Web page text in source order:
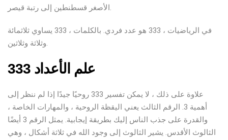
الأصغر قسطنطين إلى رتبة قيصر.
في الرياضيات ، 333 هو عدد فردي. بالكلمات ، 333 يساوي ثلاثمائة
وثلاثة وثلاثين.
333 علم الأعداد
علاوة على ذلك ، لا يمكن تفسير 333 روحيًا جيدًا إذا لم ننظر إلى
أهمية 3. الرقم الثالث يعني اليقظة الروحية ، والمهارات الخاصة ،
والقدرة على جذب الناس إليك بطريقة إيجابية. يمثل الرقم 3 أيضًا
الثالوث الأقدس. يشير الثالوث إلى وجود الله في ثلاثة أشكال ، وهي